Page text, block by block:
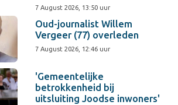
7 August 2026, 13:50 uur
Oud-journalist Willem
Vergeer (77) overleden
7 August 2026, 12:46 uur
'Gemeentelijke
betrokkenheid bij
uitsluiting Joodse inwoners'